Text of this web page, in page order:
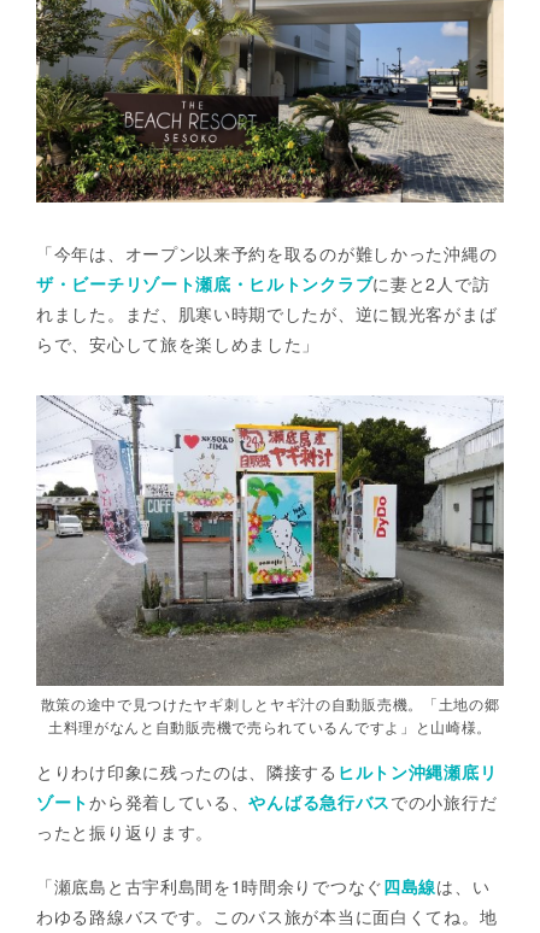
「今年は、オープン以来予約を取るのが難しかった沖縄の
ザ・ビーチリゾート瀬底・ヒルトンクラブに妻と2人で訪
れました。まだ、肌寒い時期でしたが、逆に観光客がまば
らで、安心して旅を楽しめました」
散策の途中で見つけたヤギ刺しとヤギ汁の自動販売機。「土地の郷
土料理がなんと自動販売機で売られているんですよ」と山崎様。
とりわけ印象に残ったのは、隣接する ヒルトン沖縄瀬底リ
ゾートから発着している、やんばる急行バスでの小旅行だ
ったと振り返ります。
「瀬底島と古宇利島間を1時間余りでつなぐ四島線は、い
わゆる路線バスです。このバス旅が本当に面白くてね。地